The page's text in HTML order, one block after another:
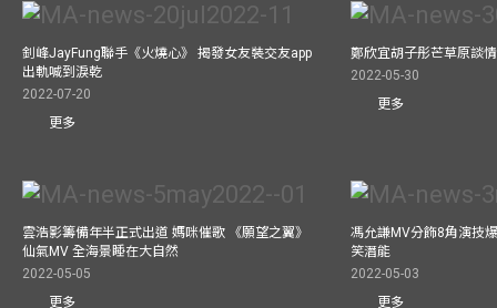
釗峰JayFung聯手《火燒心》 揭發女友裝交友app
出軌喊到淚乾
2022-07-20
更多
鄭欣宜胡子彤芒草原談
2022-05-30
更多
雲浩影籌備年半正式出道 媽咪催歌 《願望之翼》
仙氣MV 全海景睡在大自然
2022-05-05
更多
馮允謙MV分飾8角演技
笑潛能
2022-05-03
更多